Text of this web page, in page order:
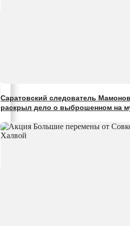
Саратовский следователь
раскрыл дело о выброшенном на